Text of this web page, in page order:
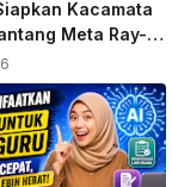
Kacamata
Meta Ray-
Terungkap